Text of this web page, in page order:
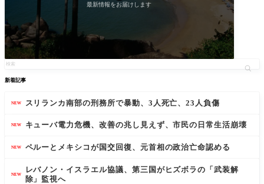
最新情報をお届けします
新着記事
NEW スリランカ南部の刑務所で暴動、3人死亡、23人負傷
NEW キューバ電力危機、改善の兆し見えず、市民の日常生活崩壊
NEW ペルーとメキシコが国交回復、元首相の政治亡命認める
NEW
レバノン・イスラエル協議、第三国がヒズボラの「武装解
除」監視へ